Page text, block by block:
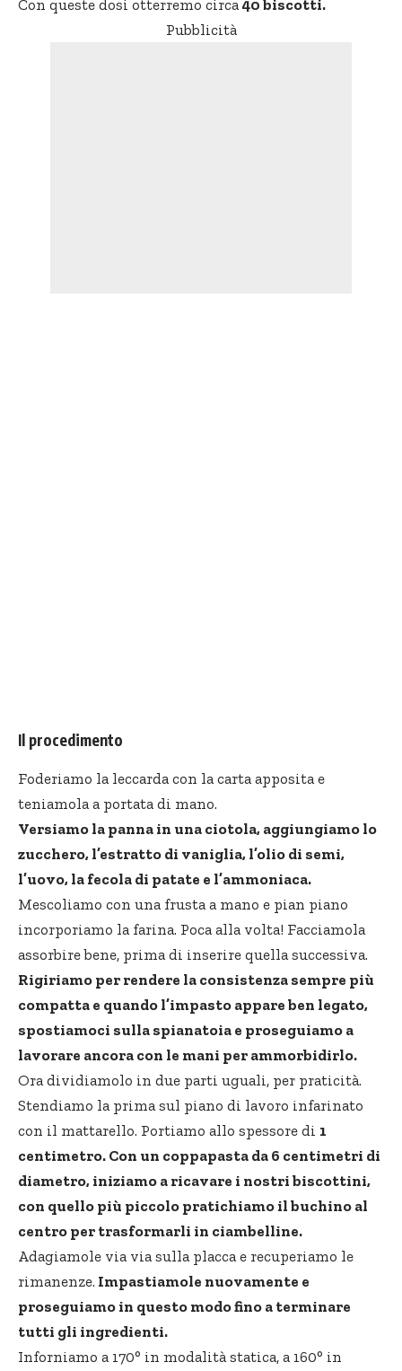
Con queste dosi otterremo circa40 biscotti.
Pubblicità
Il procedimento
Foderiamo la leccarda con la carta apposita e
teniamola a portata di mano.
Versiamo la panna in una ciotola, aggiungiamo lo
zucchero, l’estratto di vaniglia, l’olio di semi,
l’uovo, la fecola di patate e l’ammoniaca.
Mescoliamo con una frusta a mano e pian piano
incorporiamo la farina. Poca alla volta! Facciamola
assorbire bene, prima di inserire quella successiva.
Rigiriamo per rendere la consistenza sempre più
compatta e quando l’impasto appare ben legato,
spostiamoci sulla spianatoia e proseguiamo a
lavorare ancora con le mani per ammorbidirlo.
Ora dividiamolo in due parti uguali, per praticità.
Stendiamo la prima sul piano di lavoro infarinato
con il mattarello. Portiamo allo spessore di 1
centimetro. Con un coppapasta da 6 centimetri di
diametro, iniziamo a ricavare i nostri biscottini,
con quello più piccolo pratichiamo il buchino al
centro per trasformarli in ciambelline.
Adagiamole via via sulla placca e recuperiamo le
rimanenze. Impastiamole nuovamente e
proseguiamo in questo modo fino a terminare
tutti gli ingredienti.
Inforniamo a 170° in modalità statica, a 160° in